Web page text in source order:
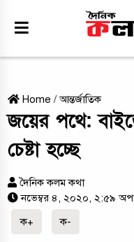
Home /আন্তর্জাতিক
জয়ের পথে:
চেষ্টা হচ্ছে
দৈনিক কলম কথা
নভেম্বর ৪, ২০২০, ২:৫৯
ক+
ক-